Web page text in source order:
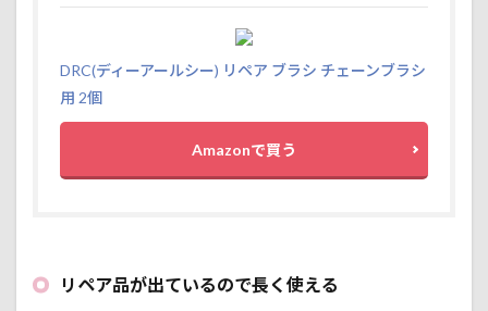
DRC(ディーアールシー) リペア ブラシ チェーンブラシ
用 2個
Amazonで買う
リペア品が出ているので長く使える